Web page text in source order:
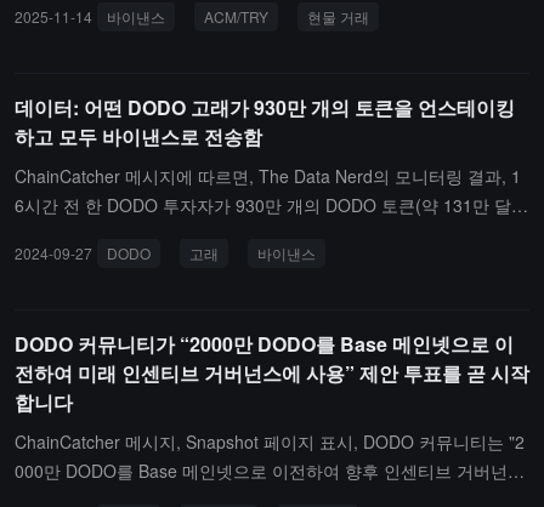
을 완료해야 합니다.
2025-11-14 바이낸스 ACM/TRY 현물 거래
데이터: 어떤 DODO 고래가 930만 개의 토큰을 언스테이킹
하고 모두 바이낸스로 전송함
ChainCatcher 메시지에 따르면, The Data Nerd의 모니터링 결과, 1
6시간 전 한 DODO 투자자가 930만 개의 DODO 토큰(약 131만 달
2024-09-27 DODO 고래 바이낸스
DODO 커뮤니티가 “2000만 DODO를 Base 메인넷으로 이
전하여 미래 인센티브 거버넌스에 사용” 제안 투표를 곧 시작
합니다
ChainCatcher 메시지, Snapshot 페이지 표시, DODO 커뮤니티는 "2
000만 DODO를 Base 메인넷으로 이전하여 향후 인센티브 거버넌스